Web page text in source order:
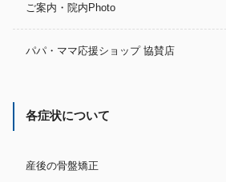
ご案内・院内Photo
パパ・ママ応援ショップ 協賛店
各症状について
産後の骨盤矯正